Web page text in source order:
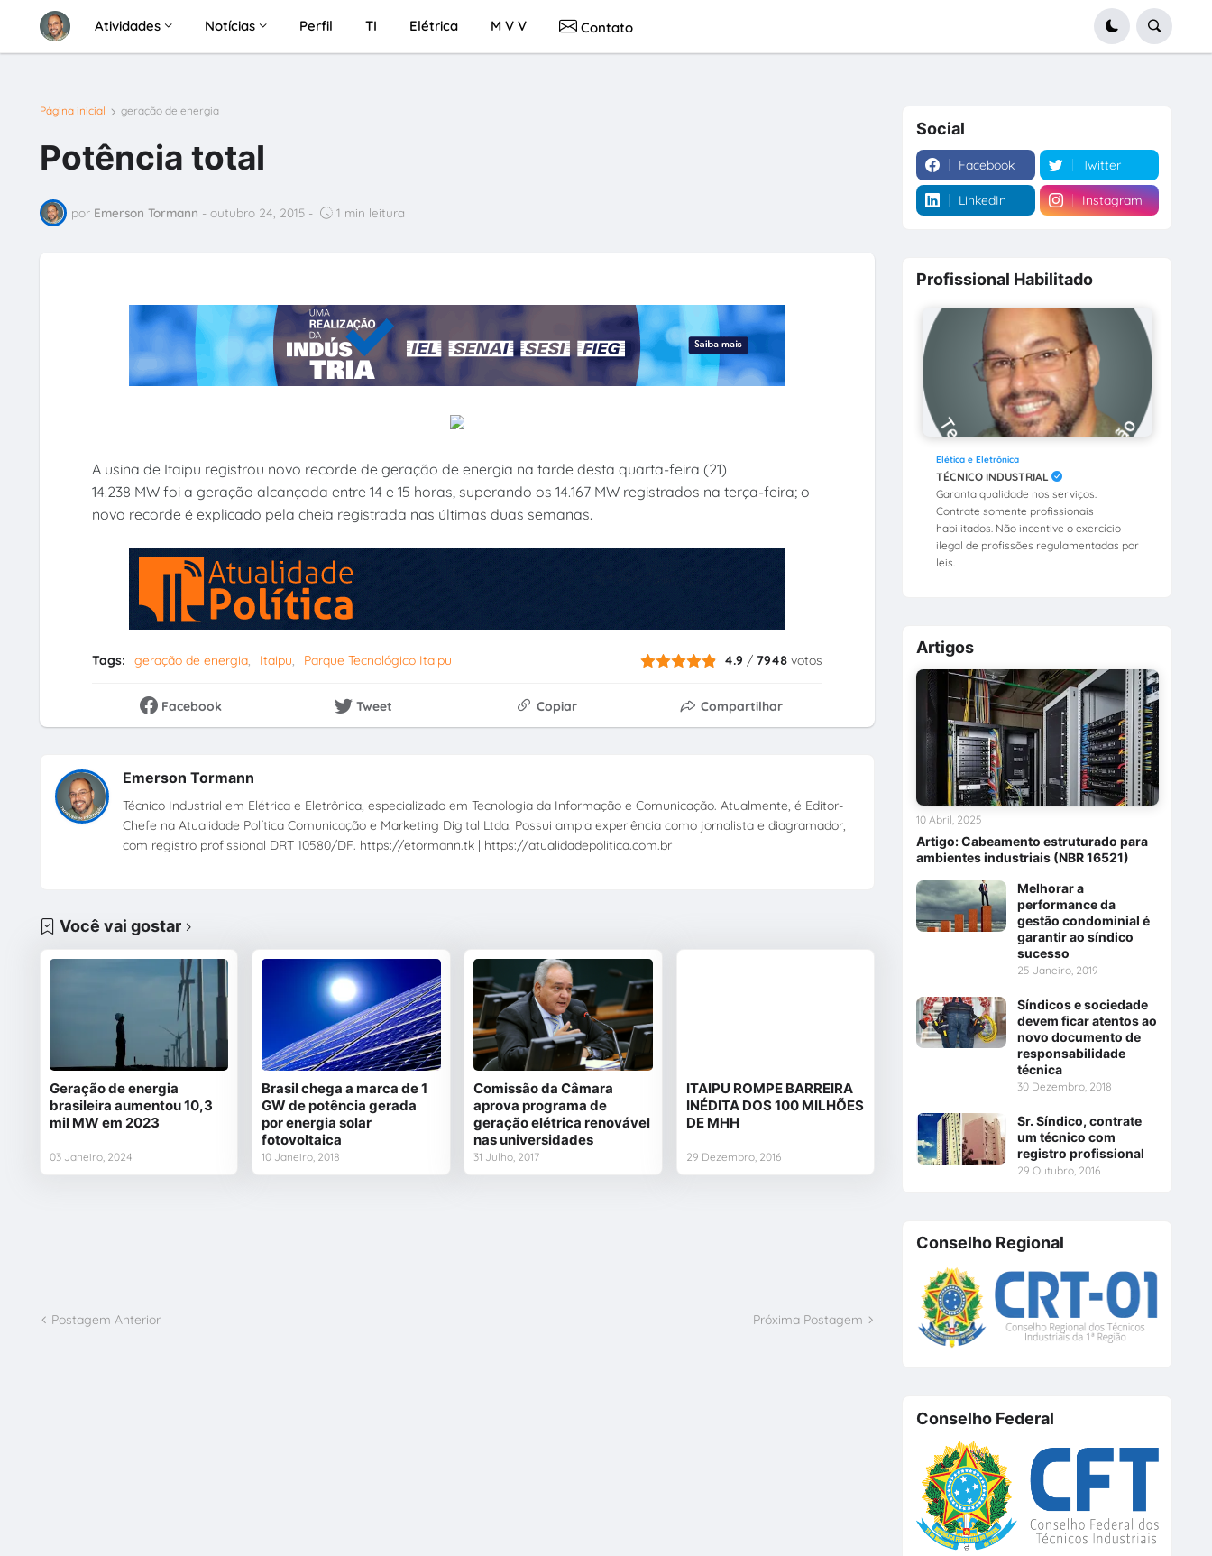
Atividades Notícias Perfil TI Elétrica M V V Contato
Página inicial geração de energia
Potência total
por Emerson Tormann - outubro 24, 2015 - 1 min leitura
A usina de Itaipu registrou novo recorde de geração de energia na tarde desta quarta-feira (21)
14.238 MW foi a geração alcançada entre 14 e 15 horas, superando os 14.167 MW registrados na terça-feira; o
novo recorde é explicado pela cheia registrada nas últimas duas semanas.
Tags: geração de energia Itaipu Parque Tecnológico Itaipu 4.9 / 7948 votos
Facebook Tweet Copiar Compartilhar
Emerson Tormann
Técnico Industrial em Elétrica e Eletrônica, especializado em Tecnologia da Informação e Comunicação. Atualmente, é Editor-
Chefe na Atualidade Política Comunicação e Marketing Digital Ltda. Possui ampla experiência como jornalista e diagramador,
com registro profissional DRT 10580/DF. https://etormann.tk | https://atualidadepolitica.com.br
Você vai gostar
Geração de energia
brasileira aumentou 10,3
mil MW em 2023
03 Janeiro, 2024
Brasil chega a marca de 1
GW de potência gerada
por energia solar
fotovoltaica
10 Janeiro, 2018
Comissão da Câmara
aprova programa de
geração elétrica renovável
nas universidades
31 Julho, 2017
ITAIPU ROMPE BARREIRA
INÉDITA DOS 100 MILHÕES
DE MHH
29 Dezembro, 2016
Postagem Anterior Próxima Postagem
Social
Facebook Twitter
LinkedIn Instagram
Profissional Habilitado
Elética e Eletrônica
TÉCNICO INDUSTRIAL
Garanta qualidade nos serviços.
Contrate somente profissionais
habilitados. Não incentive o exercício
ilegal de profissões regulamentadas por
leis.
Artigos
Artigo: Cabeamento estruturado para
ambientes industriais (NBR 16521)
10 Abril, 2025
Melhorar a
performance da
gestão condominial é
garantir ao síndico
sucesso
25 Janeiro, 2019
Síndicos e sociedade
devem ficar atentos ao
novo documento de
responsabilidade
técnica
30 Dezembro, 2018
Sr. Síndico, contrate
um técnico com
registro profissional
29 Outubro, 2016
Conselho Regional
Conselho Federal